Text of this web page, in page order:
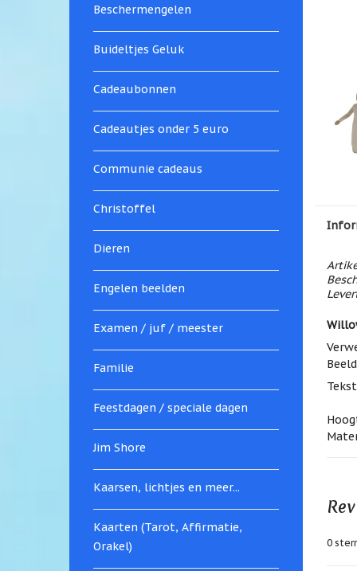
Beschermengelen
Buideltjes Geluk
Cadeaubonnen
Cadeautjes onder 5 euro
Communie cadeaus
Christoffel
Dieren
Engelen beelden
Examen / juf / meester
Familie
Feestdagen / speciale dagen
Jim Shore
Kaarsen, lichtjes en meer...
Kaarten (Tarot, Affirmatie,
Orakel)
0